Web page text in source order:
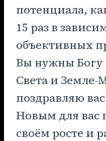
потенциала,
15 раз в
объективных
Вы нужны Богу
Света и Земле-
поздравляю
Новым для вас
своём росте и